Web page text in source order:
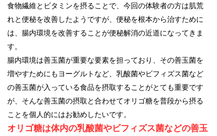
食物繊維とビタミンを摂ることで、今回の体験者の方は肌荒
れと便秘を改善したようですが、便秘を根本から治すために
は、腸内環境を改善することが便秘解消の近道になってきま
す。
腸内環境は善玉菌が重要な要素を担っており、その善玉菌を
増やすためにもヨーグルトなど、乳酸菌やビフィズス菌など
の善玉菌が入っている食品を摂取することがとても重要です
が、そんな善玉菌の摂取と合わせてオリゴ糖を普段から摂る
ことを個人的にはお勧めしたいです。
オリゴ糖は体内の乳酸菌やビフィズス菌などの善玉